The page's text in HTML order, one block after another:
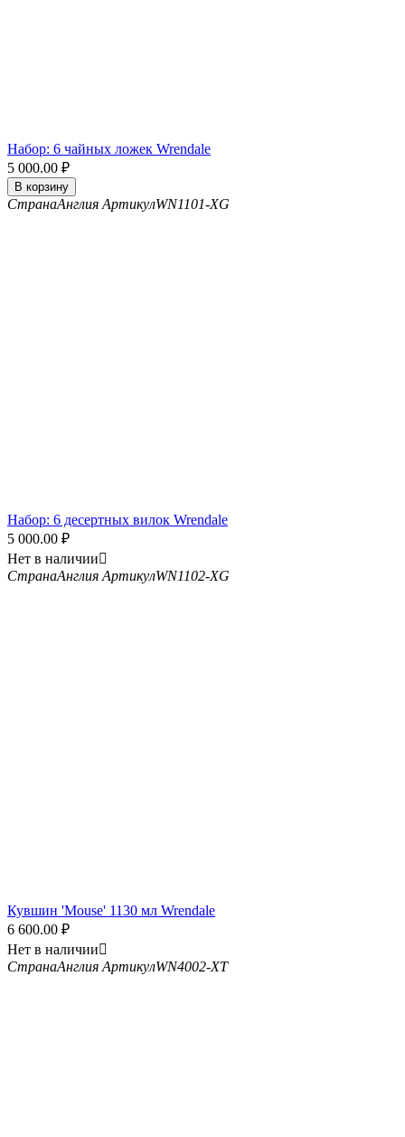
Набор: 6 чайных ложек Wrendale
5 000.00 ₽
В корзину
СтранаАнглия АртикулWN1101-XG
Набор: 6 десертных вилок Wrendale
5 000.00 ₽
Нет в наличии
СтранаАнглия АртикулWN1102-XG
Кувшин 'Mouse' 1130 мл Wrendale
6 600.00 ₽
Нет в наличии
СтранаАнглия АртикулWN4002-XT